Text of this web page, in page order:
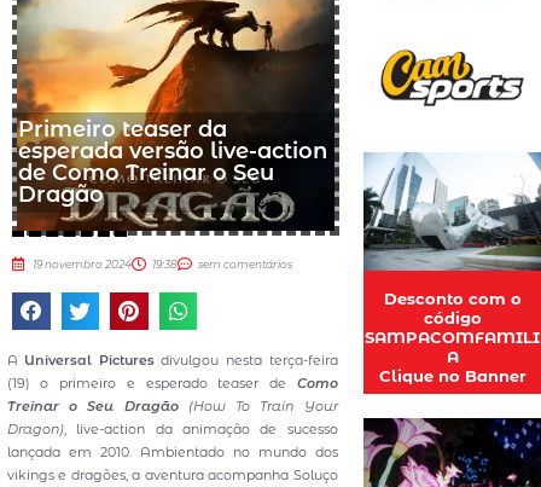
Primeiro teaser da
esperada versão live-action
de Como Treinar o Seu
Dragão
19 novembro 2024 19:38 sem comentários
A Universal Picturesdivulgou nesta terça-feira
(19) o primeiro e esperado teaser de Como
Treinar o Seu Dragão (How To Train Your
Dragon), live-action da animação de sucesso
lançada em 2010. Ambientado no mundo dos
vikings e dragões, a aventura acompanha Soluço
Desconto com o
código
SAMPACOMFAMILI
A
Clique no Banner